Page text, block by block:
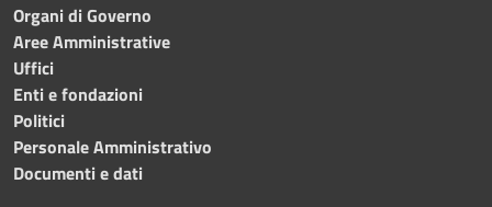
Organi di Governo
Aree Amministrative
Uffici
Enti e fondazioni
Politici
Personale Amministrativo
Documenti e dati